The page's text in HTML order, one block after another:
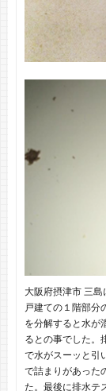
大阪府摂津市 三
戸建ての１階部分
を分解すると水が
るとの事でした。
で水がスーッと引
で詰まりがあった
た。最後に排水テ